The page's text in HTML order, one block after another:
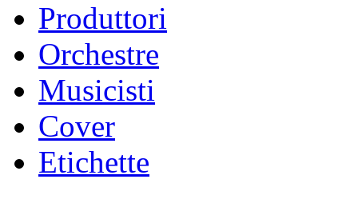
Produttori
Orchestre
Musicisti
Cover
Etichette